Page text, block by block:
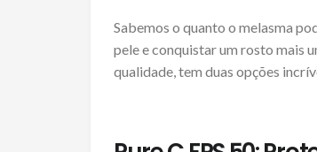
Sabemos o quanto o melasma
pele e conquistar um rosto mais
qualidade, tem duas opções